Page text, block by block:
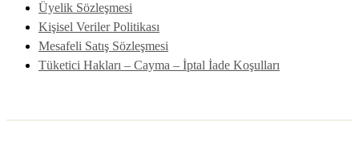
Üyelik Sözleşmesi
Kişisel Veriler Politikası
Mesafeli Satış Sözleşmesi
Tüketici Hakları – Cayma – İptal İade Koşulları